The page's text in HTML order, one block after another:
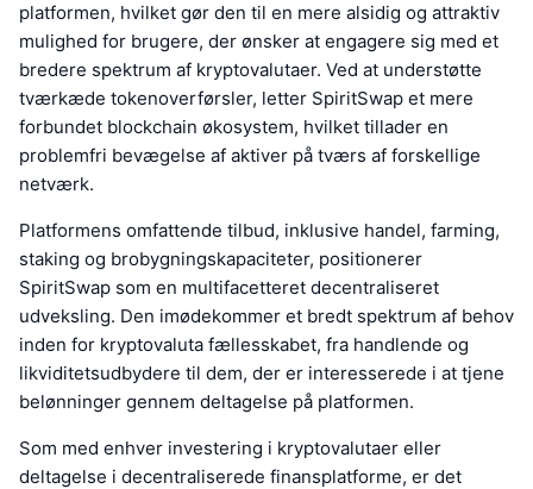
platformen, hvilket gør den til en mere alsidig og attraktiv
mulighed for brugere, der ønsker at engagere sig med et
bredere spektrum af kryptovalutaer. Ved at understøtte
tværkæde tokenoverførsler, letter SpiritSwap et mere
forbundet blockchain økosystem, hvilket tillader en
problemfri bevægelse af aktiver på tværs af forskellige
netværk.
Platformens omfattende tilbud, inklusive handel, farming,
staking og brobygningskapaciteter, positionerer
SpiritSwap som en multifacetteret decentraliseret
udveksling. Den imødekommer et bredt spektrum af behov
inden for kryptovaluta fællesskabet, fra handlende og
likviditetsudbydere til dem, der er interesserede i at tjene
belønninger gennem deltagelse på platformen.
Som med enhver investering i kryptovalutaer eller
deltagelse i decentraliserede finansplatforme, er det